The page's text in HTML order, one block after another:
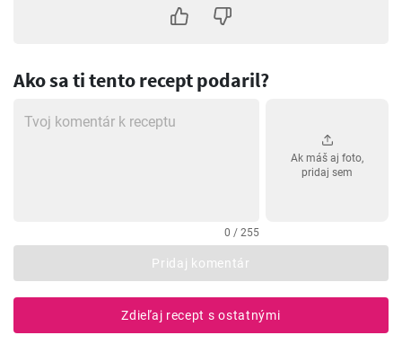
Ako sa ti tento recept podaril?
0 / 255
Ak máš aj foto,
pridaj sem
Pridaj komentár
Zdieľaj recept s ostatnými